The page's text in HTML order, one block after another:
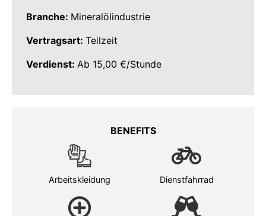
Branche: Mineralölindustrie
Vertragsart: Teilzeit
Verdienst: Ab 15,00 €/Stunde
BENEFITS
Arbeitskleidung Dienstfahrrad